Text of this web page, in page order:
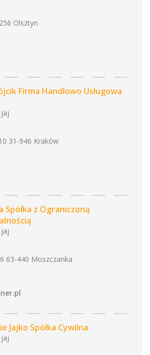
Olsztyn
Firma Handlowo Usługowa
31-946 Kraków
Spółka z Ograniczoną
63-440 Moszczanka
Jajko Spółka Cywilna